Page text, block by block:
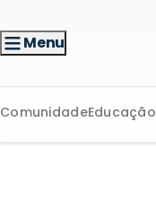
Menu
ComunidadeEducação